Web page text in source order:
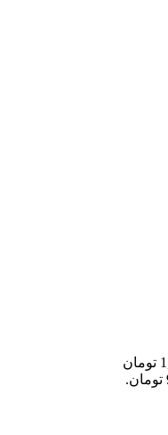
قیمت اصلی: 1,080,000 تومان